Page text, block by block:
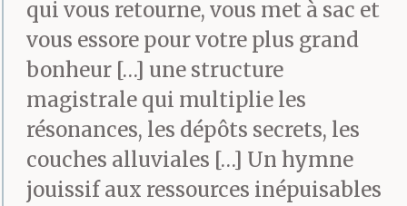
bras tendus jusqu’à ce
que dans quelque rue
voisine on trouve enfin
un peu de sol libre pour
l’y allonger. Bientôt les
qui vous retourne, vous met à sac et
vous essore pour votre plus grand
bonheur […] une structure
magistrale qui multiplie les
résonances, les dépôts secrets, les
couches alluviales […] Un hymne
jouissif aux ressources inépuisables